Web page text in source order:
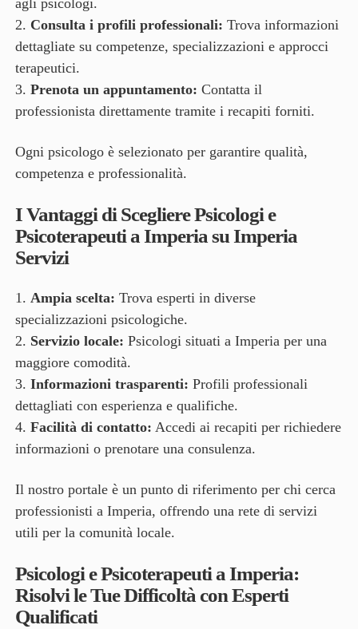
agli psicologi.
Consulta i profili professionali: Trova informazioni
dettagliate su competenze, specializzazioni e approcci
terapeutici.
Prenota un appuntamento: Contatta il
professionista direttamente tramite i recapiti forniti.
Ogni psicologo è selezionato per garantire qualità,
competenza e professionalità.
I Vantaggi di Scegliere Psicologi e
Psicoterapeuti a Imperia su Imperia
Servizi
Ampia scelta: Trova esperti in diverse
specializzazioni psicologiche.
Servizio locale: Psicologi situati a Imperia per una
maggiore comodità.
Informazioni trasparenti: Profili professionali
dettagliati con esperienza e qualifiche.
Facilità di contatto: Accedi ai recapiti per richiedere
informazioni o prenotare una consulenza.
Il nostro portale è un punto di riferimento per chi cerca
professionisti a Imperia, offrendo una rete di servizi
utili per la comunità locale.
Psicologi e Psicoterapeuti a Imperia:
Risolvi le Tue Difficoltà con Esperti
Qualificati